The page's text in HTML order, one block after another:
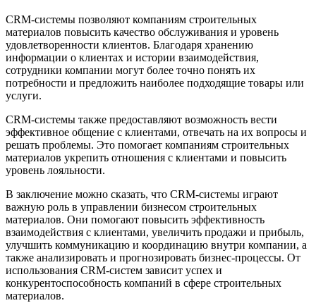
CRM-системы позволяют компаниям строительных
материалов повысить качество обслуживания и уровень
удовлетворенности клиентов. Благодаря хранению
информации о клиентах и истории взаимодействия,
сотрудники компании могут более точно понять их
потребности и предложить наиболее подходящие товары или
услуги.
CRM-системы также предоставляют возможность вести
эффективное общение с клиентами, отвечать на их вопросы и
решать проблемы. Это помогает компаниям строительных
материалов укрепить отношения с клиентами и повысить
уровень лояльности.
В заключение можно сказать, что CRM-системы играют
важную роль в управлении бизнесом строительных
материалов. Они помогают повысить эффективность
взаимодействия с клиентами, увеличить продажи и прибыль,
улучшить коммуникацию и координацию внутри компании, а
также анализировать и прогнозировать бизнес-процессы. От
использования CRM-систем зависит успех и
конкурентоспособность компаний в сфере строительных
материалов.